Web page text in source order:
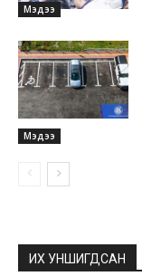
Мэдээ
Мэдээ
ИХ УНШИГДСАН